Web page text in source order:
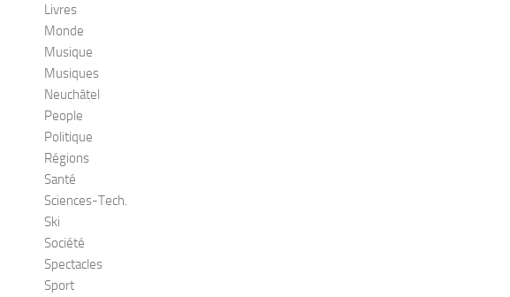
Livres
Monde
Musique
Musiques
Neuchâtel
People
Politique
Régions
Santé
Sciences-Tech.
Ski
Société
Spectacles
Sport